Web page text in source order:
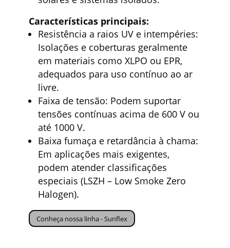
Características principais:
Resistência a raios UV e intempéries:
Isolações e coberturas geralmente
em materiais como XLPO ou EPR,
adequados para uso contínuo ao ar
livre.
Faixa de tensão: Podem suportar
tensões contínuas acima de 600 V ou
até 1000 V.
Baixa fumaça e retardância à chama:
Em aplicações mais exigentes,
podem atender classificações
especiais (LSZH – Low Smoke Zero
Halogen).
Conheça nossa linha - Sunflex